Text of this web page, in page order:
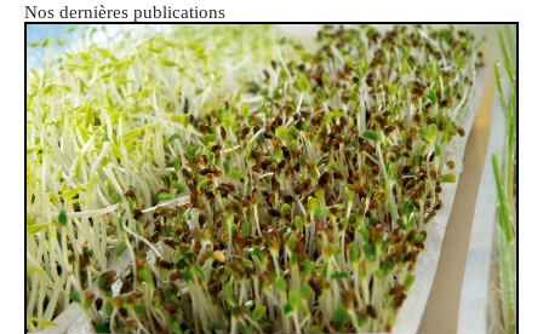
Nos dernières publications